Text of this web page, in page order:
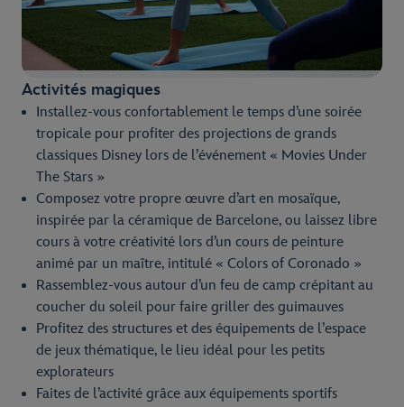
Activités magiques
Installez-vous confortablement le temps d’une soirée
tropicale pour profiter des projections de grands
classiques Disney lors de l’événement « Movies Under
The Stars »
Composez votre propre œuvre d’art en mosaïque,
inspirée par la céramique de Barcelone, ou laissez libre
cours à votre créativité lors d’un cours de peinture
animé par un maître, intitulé « Colors of Coronado »
Rassemblez-vous autour d’un feu de camp crépitant au
coucher du soleil pour faire griller des guimauves
Profitez des structures et des équipements de l’espace
de jeux thématique, le lieu idéal pour les petits
explorateurs
Faites de l’activité grâce aux équipements sportifs